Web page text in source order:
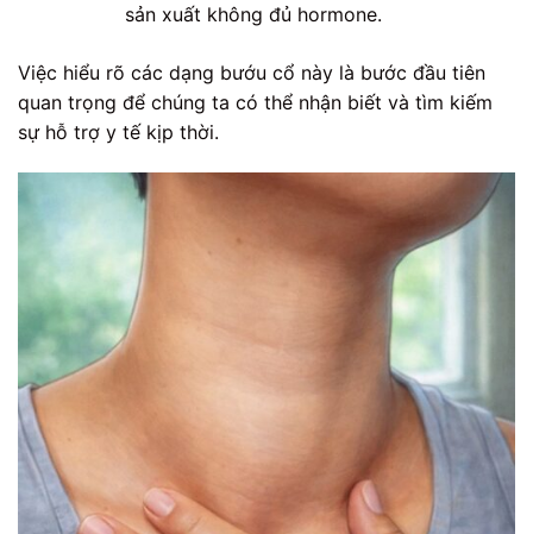
sản xuất không đủ hormone.
Việc hiểu rõ các dạng bướu cổ này là bước đầu tiên
quan trọng để chúng ta có thể nhận biết và tìm kiếm
sự hỗ trợ y tế kịp thời.